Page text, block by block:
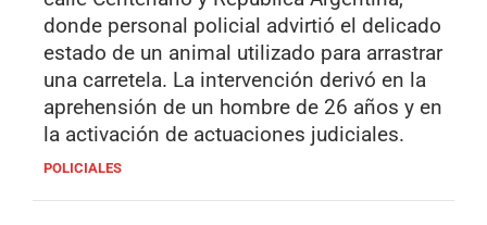
donde personal policial advirtió el delicado
estado de un animal utilizado para arrastrar
una carretela. La intervención derivó en la
aprehensión de un hombre de 26 años y en
la activación de actuaciones judiciales.
POLICIALES